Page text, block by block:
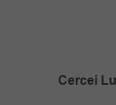
Cercei